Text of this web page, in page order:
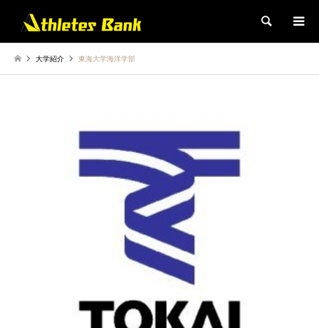
検索
大学紹介 東海大学海洋学部